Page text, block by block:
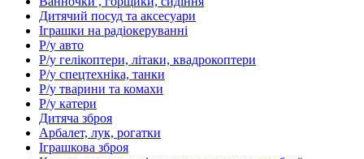
Дитячий посуд та аксесуари
Іграшки на радіокеруванні
Р/у авто
Р/у гелікоптери, літаки, квадрокоптери
Р/у спецтехніка, танки
Р/у тварини та комахи
Р/у катери
Дитяча зброя
Арбалет, лук, рогатки
Іграшкова зброя